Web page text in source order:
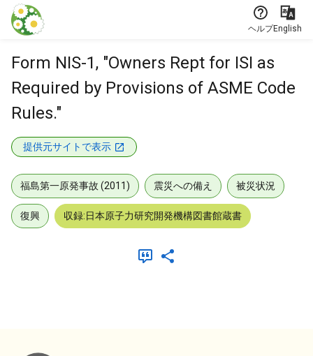
本文に飛ぶ
ヘルプEnglish
Form NIS-1, "Owners Rept for ISI as
Required by Provisions of ASME Code
Rules."
提供元サイトで表示
福島第一原発事故 (2011) 震災への備え 被災状況
復興 収録:日本原子力研究開発機構図書館蔵書